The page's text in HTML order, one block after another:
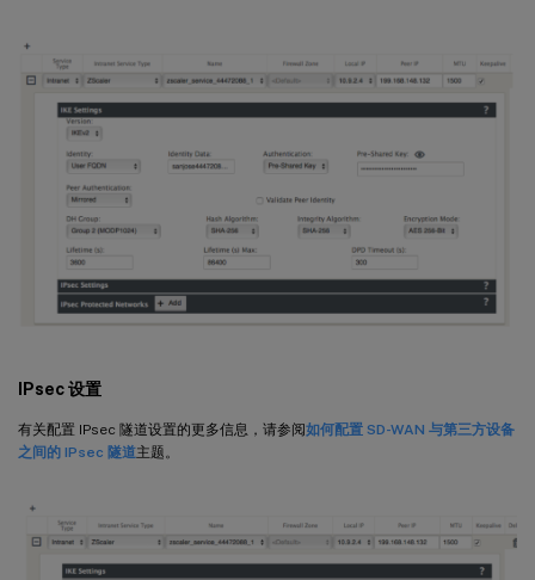
IPsec 设置
有关配置 IPsec 隧道设置的更多信息，请参阅如何配置 SD-WAN 与第三方设备
之间的 IPsec 隧道主题。